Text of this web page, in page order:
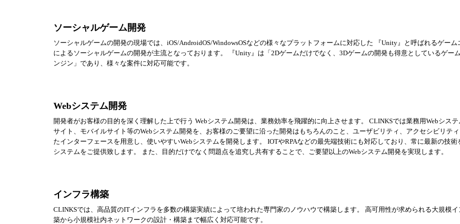
ソーシャルゲーム開発
ソーシャルゲームの開発の現場では、iOS/AndroidOS/WindowsOSなどの様々なプラットフォームに対応した 『Unity』と呼ばれるゲーム
によるソーシャルゲームの開発が主流となっております。 『Unity』は「2Dゲームだけでなく、3Dゲームの開発も得意としているゲー
ンジン」であり、様々な案件に対応可能です。
Webシステム開発
開発者がお客様の目的を深く理解した上で行う Webシステム開発は、業務効率を飛躍的に向上させます。 CLINKSでは業務用Webシステ
サイト、モバイルサイト等のWebシステム開発を、お客様のご要望に沿った開発はもちろんのこと、ユーザビリティ、アクセシビリテ
たインターフェースを用意し、使いやすいWebシステムを開発します。 IOTやRPAなどの最先端技術にも対応しており、常に最新の技術
システムをご提供致します。 また、目的だけでなく問題点を追究し共有することで、ご要望以上のWebシステム開発を実現します。
インフラ構築
CLINKSでは、高品質のITインフラを多数の構築実績によって培われた専門家のノウハウで構築します。 高可用性が求められる大規模
築から小規模社内ネットワークの設計・構築まで幅広く対応可能です。